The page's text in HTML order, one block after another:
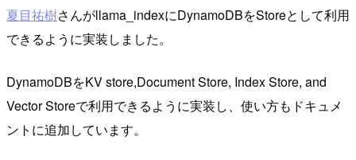
夏目祐樹さんがllama_indexにDynamoDBをStoreとして利用
できるように実装しました。
DynamoDBをKV store,Document Store, Index Store, and
Vector Storeで利用できるように実装し、使い方もドキュメ
ントに追加しています。